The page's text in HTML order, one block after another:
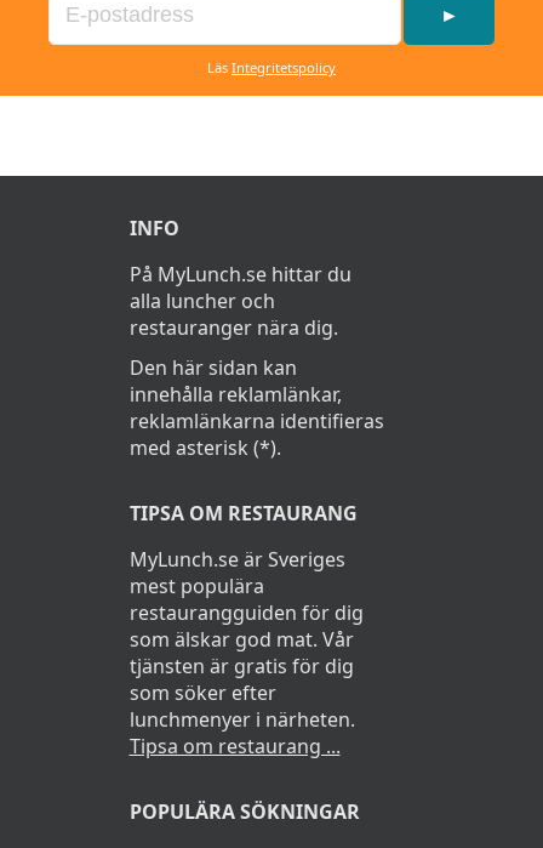
►
Läs Integritetspolicy
INFO
På MyLunch.se hittar du
alla luncher och
restauranger nära dig.
Den här sidan kan
innehålla reklamlänkar,
reklamlänkarna identifieras
med asterisk (*).
TIPSA OM RESTAURANG
MyLunch.se är Sveriges
mest populära
restaurangguiden för dig
som älskar god mat. Vår
tjänsten är gratis för dig
som söker efter
lunchmenyer i närheten.
Tipsa om restaurang ...
POPULÄRA SÖKNINGAR